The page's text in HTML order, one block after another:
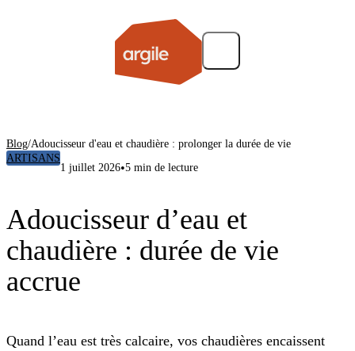
Blog/Adoucisseur d'eau et chaudière : prolonger la durée de vie
ARTISANS
1 juillet 2026•5 min de lecture
Adoucisseur d’eau et
chaudière : durée de vie
accrue
Quand l’eau est très calcaire, vos chaudières encaissent